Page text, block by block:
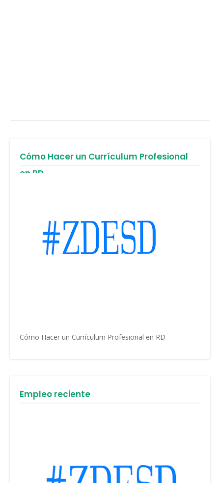
Cómo Hacer un Currículum Profesional
en RD
Cómo Hacer un Currículum Profesional en RD
Empleo reciente